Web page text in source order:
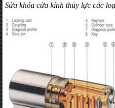
Sửa khóa cửa kính thủy lực các